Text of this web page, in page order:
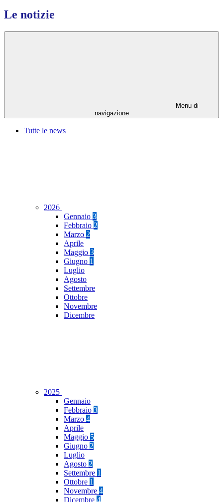
Le notizie
Menu di
navigazione
Tutte le news
2026
Gennaio 3
Febbraio 2
Marzo 2
Aprile
Maggio 3
Giugno 1
Luglio
Agosto
Settembre
Ottobre
Novembre
Dicembre
2025
Gennaio
Febbraio 3
Marzo 4
Aprile
Maggio 5
Giugno 2
Luglio
Agosto 2
Settembre 1
Ottobre 1
Novembre 4
Dicembre 4